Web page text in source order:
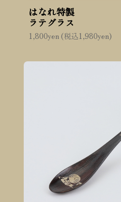
はなれ特製
ラテグラス
1,800yen (税込1,980yen)